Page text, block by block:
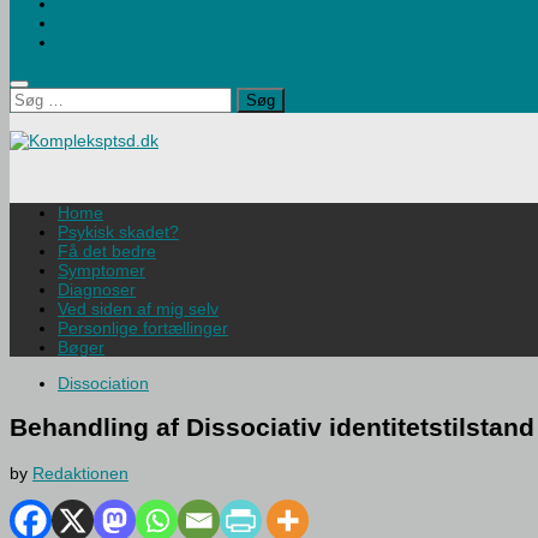
Søg
efter:
Home
Psykisk skadet?
Få det bedre
Symptomer
Diagnoser
Ved siden af mig selv
Personlige fortællinger
Bøger
Dissociation
Behandling af Dissociativ identitetstilstand
by Redaktionen